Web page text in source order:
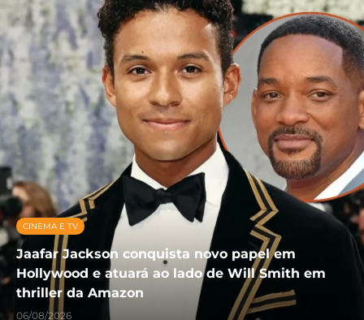
CINEMA E TV
Jaafar Jackson conquista novo papel em
Hollywood e atuará ao lado de Will Smith em
thriller da Amazon
06/08/2026